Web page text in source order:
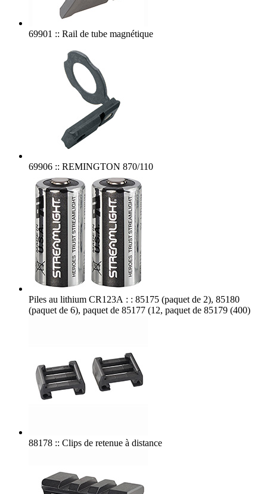
69901 :: Rail de tube magnétique
69906 :: REMINGTON 870/110
Piles au lithium CR123A : : 85175 (paquet de 2), 85180
(paquet de 6), paquet de 85177 (12, paquet de 85179 (400)
88178 :: Clips de retenue à distance